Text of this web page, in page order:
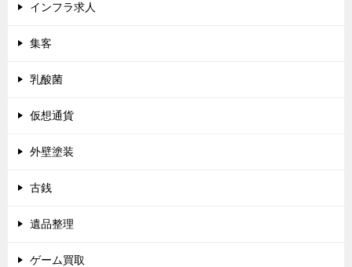
インフラ求人
集客
乳酸菌
仮想通貨
外壁塗装
古銭
遺品整理
ゲーム買取